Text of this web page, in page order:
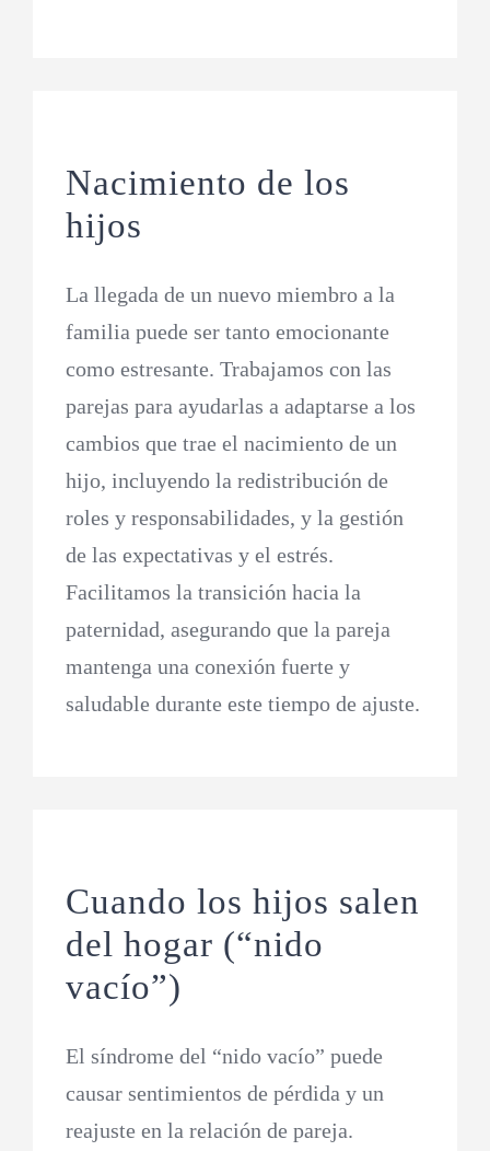
Nacimiento de los
hijos
La llegada de un nuevo miembro a la
familia puede ser tanto emocionante
como estresante. Trabajamos con las
parejas para ayudarlas a adaptarse a los
cambios que trae el nacimiento de un
hijo, incluyendo la redistribución de
roles y responsabilidades, y la gestión
de las expectativas y el estrés.
Facilitamos la transición hacia la
paternidad, asegurando que la pareja
mantenga una conexión fuerte y
saludable durante este tiempo de ajuste.
Cuando los hijos salen
del hogar (“nido
vacío”)
El síndrome del “nido vacío” puede
causar sentimientos de pérdida y un
reajuste en la relación de pareja.